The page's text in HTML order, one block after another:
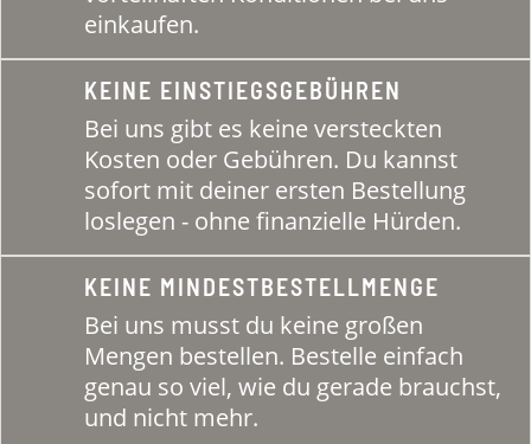
einkaufen.
KEINE EINSTIEGSGEBÜHREN
Bei uns gibt es keine versteckten
Kosten oder Gebühren. Du kannst
sofort mit deiner ersten Bestellung
loslegen - ohne finanzielle Hürden.
KEINE MINDESTBESTELLMENGE
Bei uns musst du keine großen
Mengen bestellen. Bestelle einfach
genau so viel, wie du gerade brauchst,
und nicht mehr.